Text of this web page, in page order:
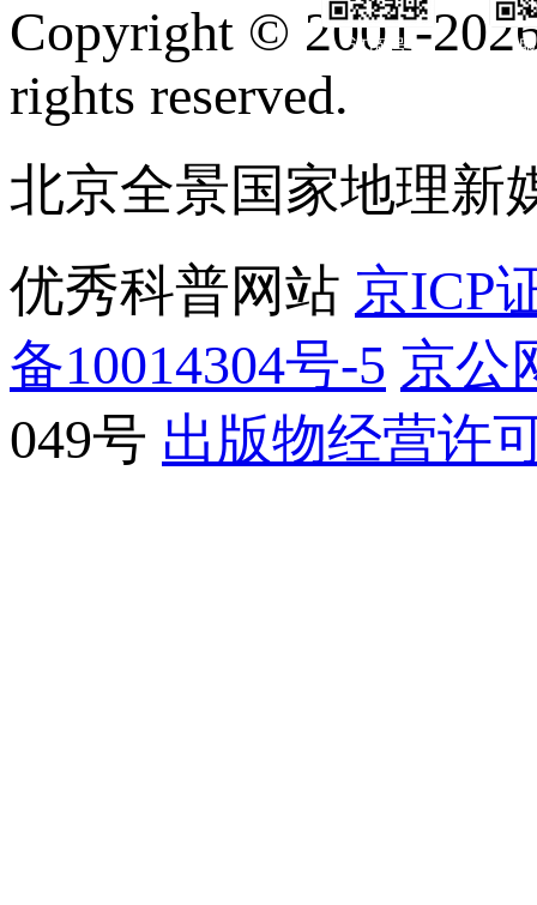
订阅号
Copyright © 2001-
rights reserved.
北京全景国家地理新
优秀科普网站 京ICP
备10014304号-5 京公
049号 出版物经营许